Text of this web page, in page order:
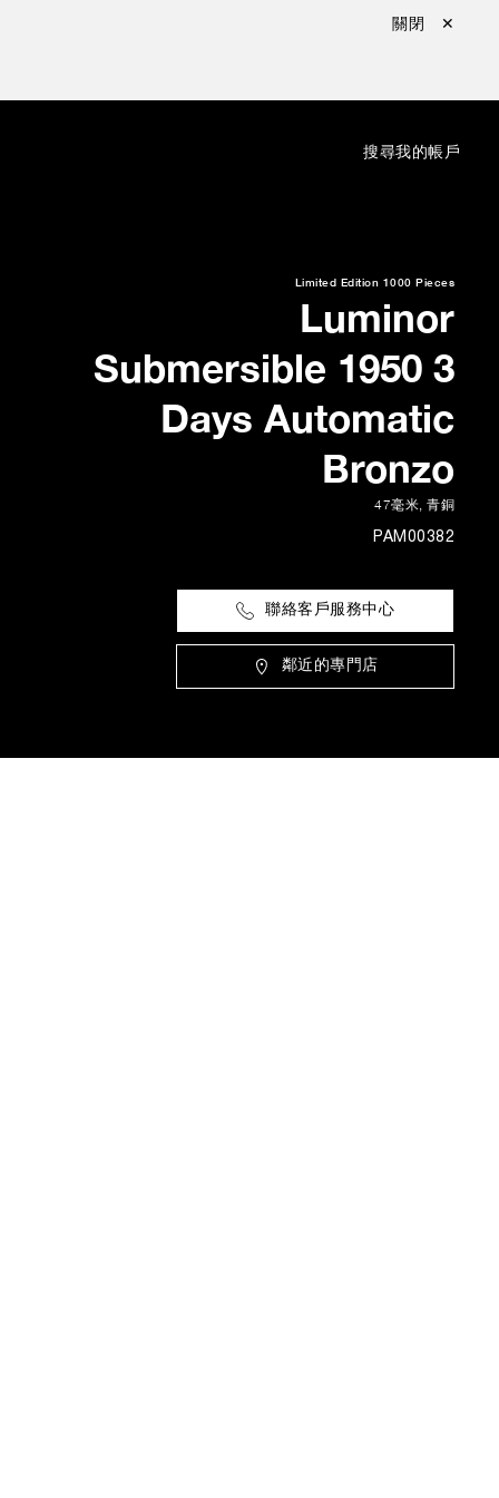
關閉 ✕
搜尋我的帳戶
Limited Edition 1000 Pieces
Luminor
Submersible 1950 3
Days Automatic
Bronzo
47毫米 青銅
PAM00382
聯絡客戶服務中心
鄰近的專門店